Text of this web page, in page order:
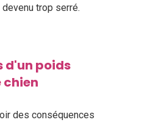
trop serré.
d'un poids
chien
des conséquences